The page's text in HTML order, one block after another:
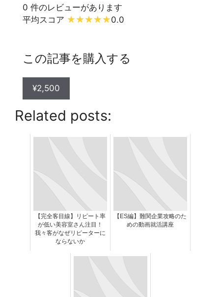
0 件のレビューがあります
平均スコア
0.0
この記事を購入する
¥2,500
Related posts:
【完全客目線】リピート率
が低い美容室さん注目！
我々客がなぜリピーターに
ならないか
【ES編】難関企業攻略のた
めの動画就活講座